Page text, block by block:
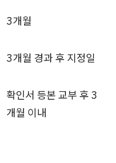
3개월
3개월 경과 후 지정일
확인서 등본 교부 후 3
개월 이내